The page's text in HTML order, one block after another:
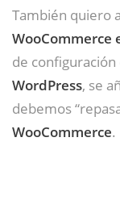
También quiero
WooCommerce
de configuración
WordPress, se
debemos
WooCommerce.